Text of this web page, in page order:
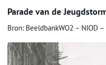
Parade van de
Bron: BeeldbankWO2 – NIOD